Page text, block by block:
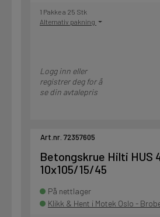
1 Pakke a 25 Stk
Alternativ pakning
Logg inn eller
registrer deg for å
se din avtalepris
Art.nr. 72357605
Betongskrue Hilti HUS
10x105/15/45
På nettlager
Klikk & Hent i Motek Oslo -